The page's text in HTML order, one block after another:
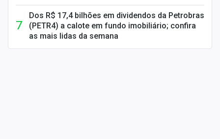
Dos R$ 17,4 bilhões em dividendos da Petrobras
(PETR4) a calote em fundo imobiliário; confira
as mais lidas da semana